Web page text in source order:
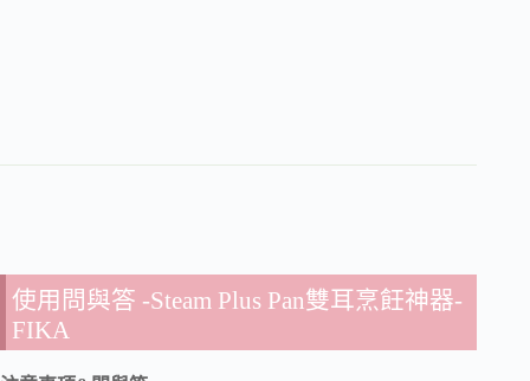
使用問與答 -Steam Plus Pan雙耳烹飪神器-
FIKA